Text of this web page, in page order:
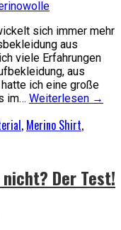
sich immer mehr
aus
viele Erfahrungen
aus
ich eine große
im… Weiterlesen →
, Merino Shirt,
Der Test!